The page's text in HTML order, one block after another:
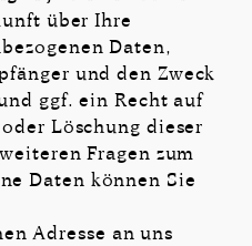
über Ihre
Daten,
und den Zweck
ggf. ein Recht auf
Löschung dieser
Fragen zum
Daten können Sie
Adresse an uns